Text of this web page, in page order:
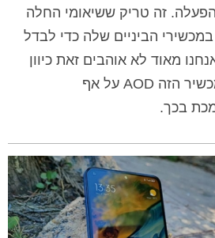
זה טריק ששיאומי החלה
הביניים שלה כדי לבדל
מאוד לא אוהבים זאת כיוון
שהלכה למעשה אין למכשיר הזה AOD על אף
בכך.